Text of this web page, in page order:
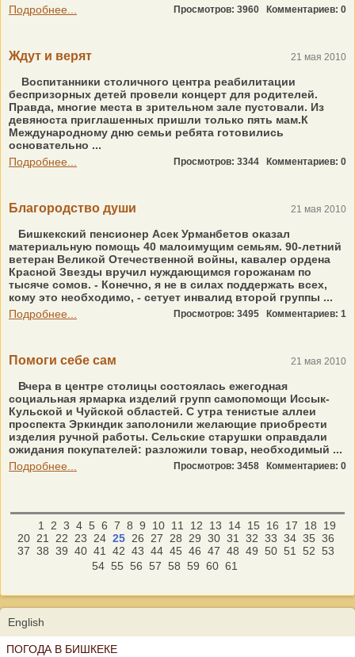
Подробнее...
Просмотров: 3960 Комментариев: 0
Ждут и верят 21 мая 2010
Воспитанники столичного центра реабилитации
беспризорных детей провели концерт для родителей.
Правда, многие места в зрительном зале пустовали. Из
девяноста приглашенных пришли только пять мам.К
Международному дню семьи ребята готовились
основательно ...
Подробнее...
Просмотров: 3344 Комментариев: 0
Благородство души 21 мая 2010
Бишкекский пенсионер Асек Урманбетов оказал
материальную помощь 40 малоимущим семьям. 90-летний
ветеран Великой Отечественной войны, кавалер ордена
Красной Звезды вручил нуждающимся горожанам по
тысяче сомов. - Конечно, я не в силах поддержать всех,
кому это необходимо, - сетует инвалид второй группы ...
Подробнее...
Просмотров: 3495 Комментариев: 1
Помоги себе сам 21 мая 2010
Вчера в центре столицы состоялась ежегодная
социальная ярмарка изделий групп самопомощи Иссык-
Кульской и Чуйской областей. С утра тенистые аллеи
проспекта Эркиндик заполонили желающие приобрести
изделия ручной работы. Сельские старушки оправдали
ожидания покупателей: разложили товар, необходимый ...
Подробнее...
Просмотров: 3458 Комментариев: 0
1 2 3 4 5 6 7 8 9 10 11 12 13 14 15 16 17 18
19
20 21 22 23 24 25 26 27 28 29 30 31 32 33 34 35 36
37 38 39 40 41 42 43 44 45 46 47 48 49 50 51 52 53
54 55 56 57 58 59 60 61
English
ПОГОДА В БИШКЕКЕ